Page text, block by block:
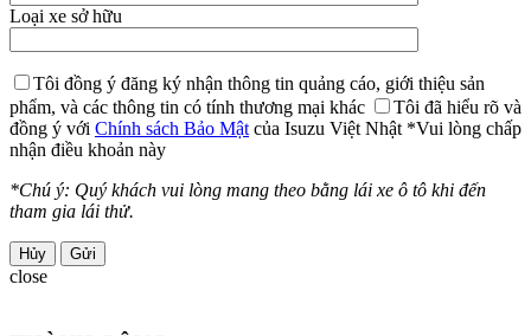
Loại xe sở hữu
Tôi đồng ý đăng ký nhận thông tin quảng cáo, giới thiệu sản
phẩm, và các thông tin có tính thương mại khác
Tôi đã hiểu rõ và
đồng ý với Chính sách Bảo Mật của Isuzu Việt Nhật *Vui lòng chấp
nhận điều khoản này
*Chú ý: Quý khách vui lòng mang theo bằng lái xe ô tô khi đến
tham gia lái thử.
Hủy
close